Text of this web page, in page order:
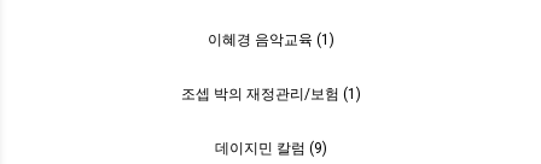
이혜경 음악교육 (1)
조셉 박의 재정관리/보험 (1)
데이지민 칼럼 (9)